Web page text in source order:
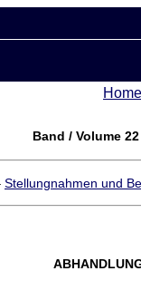
Home
Band / Volume
Stellungnahmen und